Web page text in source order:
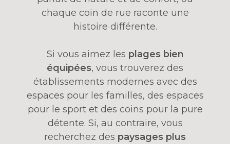
chaque coin de rue raconte une
histoire différente.
Si vous aimez les plages bien
équipées, vous trouverez des
établissements modernes avec des
espaces pour les familles, des espaces
pour le sport et des coins pour la pure
détente. Si, au contraire, vous
recherchez des paysages plus